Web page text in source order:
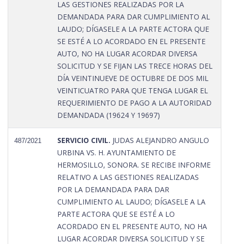
LAS GESTIONES REALIZADAS POR LA
DEMANDADA PARA DAR CUMPLIMIENTO AL
LAUDO; DÍGASELE A LA PARTE ACTORA QUE
SE ESTÉ A LO ACORDADO EN EL PRESENTE
AUTO, NO HA LUGAR ACORDAR DIVERSA
SOLICITUD Y SE FIJAN LAS TRECE HORAS DEL
DÍA VEINTINUEVE DE OCTUBRE DE DOS MIL
VEINTICUATRO PARA QUE TENGA LUGAR EL
REQUERIMIENTO DE PAGO A LA AUTORIDAD
DEMANDADA (19624 Y 19697)
487/2021 SERVICIO CIVIL. JUDAS ALEJANDRO ANGULO
URBINA VS. H. AYUNTAMIENTO DE
HERMOSILLO, SONORA. SE RECIBE INFORME
RELATIVO A LAS GESTIONES REALIZADAS
POR LA DEMANDADA PARA DAR
CUMPLIMIENTO AL LAUDO; DÍGASELE A LA
PARTE ACTORA QUE SE ESTÉ A LO
ACORDADO EN EL PRESENTE AUTO, NO HA
LUGAR ACORDAR DIVERSA SOLICITUD Y SE